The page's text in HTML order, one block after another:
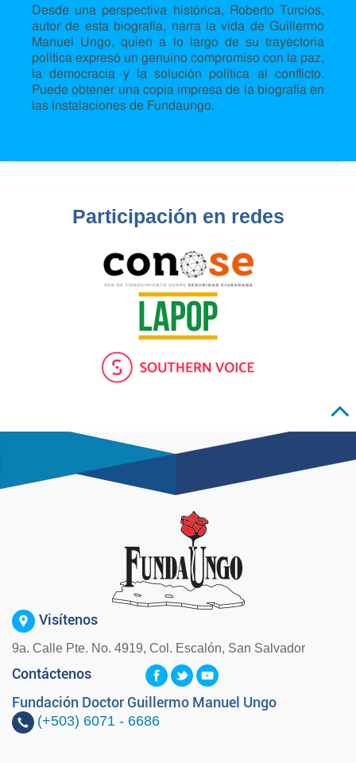
Desde una perspectiva histórica, Roberto Turcios,
autor de esta biografía, narra la vida de Guillermo
Manuel Ungo, quien a lo largo de su trayectoria
política expresó un genuino compromiso con la paz,
la democracia y la solución política al conflicto.
Puede obtener una copia impresa de la biografía en
las instalaciones de Fundaungo.
Participación en redes
Visítenos
9a. Calle Pte. No. 4919, Col. Escalón, San Salvador
Contáctenos
Fundación Doctor Guillermo Manuel Ungo
(+503) 6071 - 6686